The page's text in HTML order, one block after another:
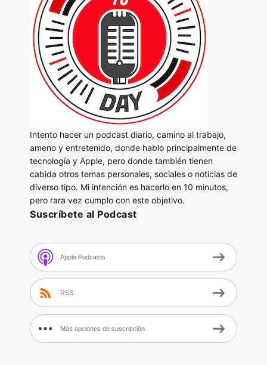
Intento hacer un podcast diario, camino al trabajo,
ameno y entretenido, donde hablo principalmente de
tecnología y Apple, pero donde también tienen
cabida otros temas personales, sociales o noticias de
diverso tipo. Mi intención es hacerlo en 10 minutos,
pero rara vez cumplo con este objetivo.
Suscríbete al Podcast
Apple Podcasts
RSS
Más opciones de suscripción